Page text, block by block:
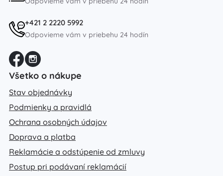
+421 2 2220 5992
Odpovieme vám v priebehu 24 hodín
Všetko o nákupe
Stav objednávky
Podmienky a pravidlá
Ochrana osobných údajov
Doprava a platba
Reklamácie a odstúpenie od zmluvy
Postup pri podávaní reklamácií